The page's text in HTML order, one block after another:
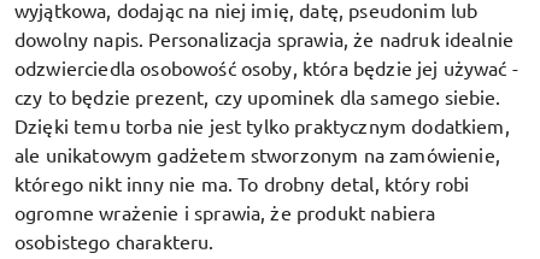
wyjątkowa, dodając na niej imię, datę, pseudonim lub
dowolny napis. Personalizacja sprawia, że nadruk idealnie
odzwierciedla osobowość osoby, która będzie jej używać -
czy to będzie prezent, czy upominek dla samego siebie.
Dzięki temu torba nie jest tylko praktycznym dodatkiem,
ale unikatowym gadżetem stworzonym na zamówienie,
którego nikt inny nie ma. To drobny detal, który robi
ogromne wrażenie i sprawia, że produkt nabiera
osobistego charakteru.